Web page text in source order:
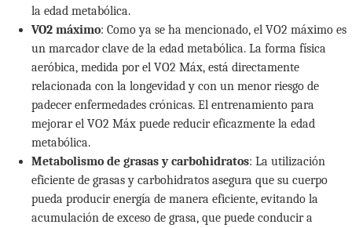
la edad metabólica.
VO2 máximo: Como ya se ha mencionado, el VO2 máximo es
un marcador clave de la edad metabólica. La forma física
aeróbica, medida por el VO2 Máx, está directamente
relacionada con la longevidad y con un menor riesgo de
padecer enfermedades crónicas. El entrenamiento para
mejorar el VO2 Máx puede reducir eficazmente la edad
metabólica.
Metabolismo de grasas y carbohidratos: La utilización
eficiente de grasas y carbohidratos asegura que su cuerpo
pueda producir energía de manera eficiente, evitando la
acumulación de exceso de grasa, que puede conducir a